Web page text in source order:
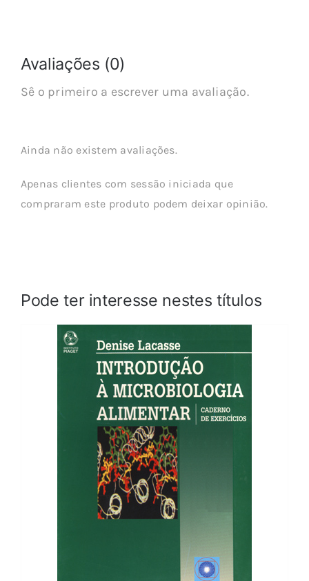
Avaliações (0)
Sê o primeiro a escrever uma avaliação.
Ainda não existem avaliações.
Apenas clientes com sessão iniciada que
compraram este produto podem deixar opinião.
Pode ter interesse nestes títulos